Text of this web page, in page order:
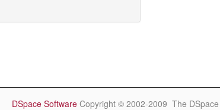
DSpace Software Copyright © 2002-2009 The